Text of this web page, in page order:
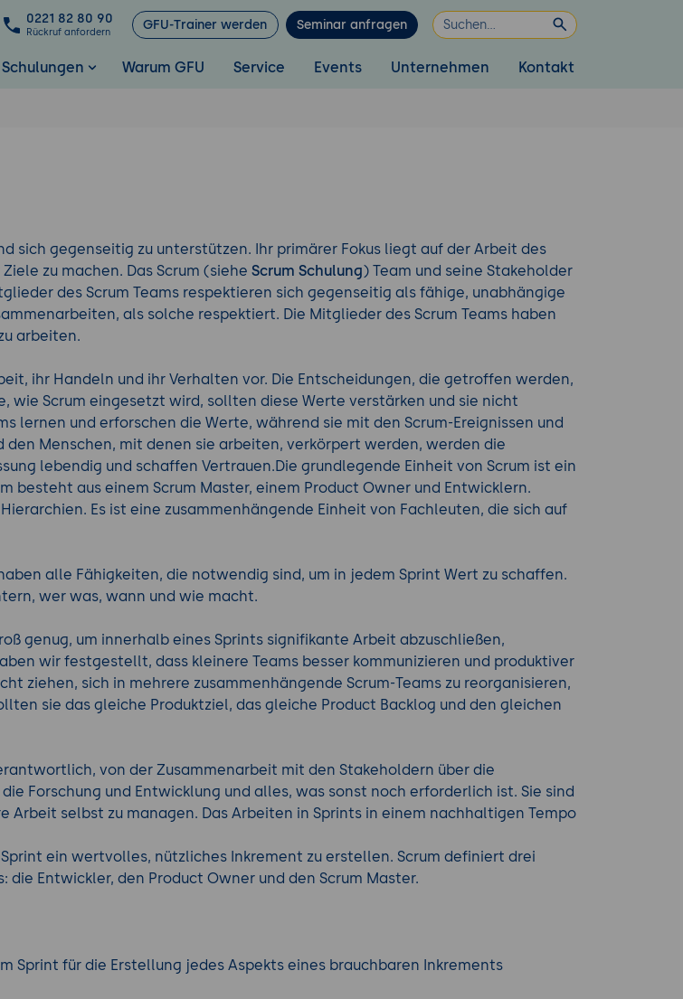
0221 82 80 90
Rückruf anfordern GFU-Trainer werden Seminar anfragen
Schulungen Warum GFU Service Events Unternehmen Kontakt
sich gegenseitig zu unterstützen. Ihr primärer Fokus liegt auf der Arbeit des
zu machen. Das Scrum (siehe Scrum Schulung) Team und seine Stakeholder
des Scrum Teams respektieren sich gegenseitig als fähige, unabhängige
als solche respektiert. Die Mitglieder des Scrum Teams haben
arbeiten.
ihr Handeln und ihr Verhalten vor. Die Entscheidungen, die getroffen werden,
wie Scrum eingesetzt wird, sollten diese Werte verstärken und sie nicht
lernen und erforschen die Werte, während sie mit den Scrum-Ereignissen und
Menschen, mit denen sie arbeiten, verkörpert werden, werden die
lebendig und schaffen Vertrauen.Die grundlegende Einheit von Scrum ist ein
besteht aus einem Scrum Master, einem Product Owner und Entwicklern.
Es ist eine zusammenhängende Einheit von Fachleuten, die sich auf
alle Fähigkeiten, die notwendig sind, um in jedem Sprint Wert zu schaffen.
wer was, wann und wie macht.
genug, um innerhalb eines Sprints signifikante Arbeit abzuschließen,
wir festgestellt, dass kleinere Teams besser kommunizieren und produktiver
ziehen, sich in mehrere zusammenhängende Scrum-Teams zu reorganisieren,
sie das gleiche Produktziel, das gleiche Product Backlog und den gleichen
von der Zusammenarbeit mit den Stakeholdern über die
Forschung und Entwicklung und alles, was sonst noch erforderlich ist. Sie sind
selbst zu managen. Das Arbeiten in Sprints in einem nachhaltigen Tempo
ein wertvolles, nützliches Inkrement zu erstellen. Scrum definiert drei
Entwickler, den Product Owner und den Scrum Master.
Sprint für die Erstellung jedes Aspekts eines brauchbaren Inkrements